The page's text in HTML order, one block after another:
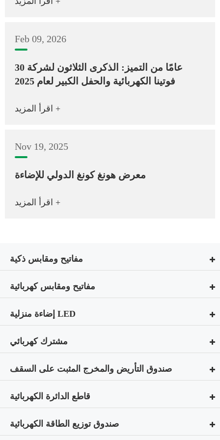
Feb 09, 2026
30 عامًا من التميز: الذكرى الثلاثون لشركة
فوتينا الكهربائية والحفل الكبير لعام 2025
اقرأ المزيد +
Nov 19, 2025
معرض هونغ كونغ الدولي للإضاءة
اقرأ المزيد +
مفاتيح ومقابس ذكية
مفاتيح ومقابس كهربائية
إضاءة منزلية LED
مشترك كهربائي
صندوق التأريض والمخرج المثبت على السقف
قاطع الدائرة الكهربائية
صندوق توزيع الطاقة الكهربائية